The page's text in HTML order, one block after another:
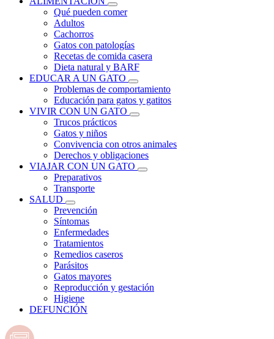
Qué pueden comer
Adultos
Cachorros
Gatos con patologías
Recetas de comida casera
Dieta natural y BARF
EDUCAR A UN GATO
Problemas de comportamiento
Educación para gatos y gatitos
VIVIR CON UN GATO
Trucos prácticos
Gatos y niños
Convivencia con otros animales
Derechos y obligaciones
VIAJAR CON UN GATO
Preparativos
Transporte
SALUD
Prevención
Síntomas
Enfermedades
Tratamientos
Remedios caseros
Parásitos
Gatos mayores
Reproducción y gestación
Higiene
DEFUNCIÓN